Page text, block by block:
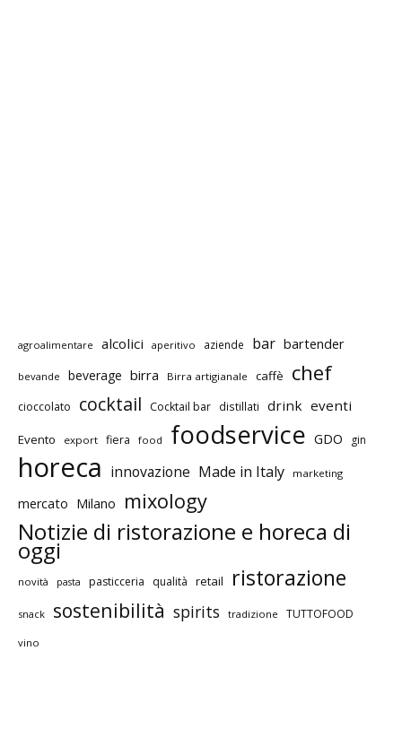
agroalimentare alcolici aperitivo aziende bar bartender
bevande beverage birra Birra artigianale caffè chef
cioccolato cocktail Cocktail bar distillati drink eventi
Evento export fiera food foodservice GDO gin
horeca innovazione Made in Italy marketing
mercato Milano mixology
Notizie di ristorazione e horeca di
oggi
novità pasta pasticceria qualità retail ristorazione
snack sostenibilità spirits tradizione TUTTOFOOD
vino